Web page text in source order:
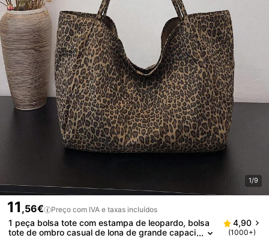
1/9
11 ,56€ Preço com IVA e taxas incluídos
1 peça bolsa tote com estampa de leopardo, bolsa
tote de ombro casual de lona de grande capaci
4,90
(1000+)